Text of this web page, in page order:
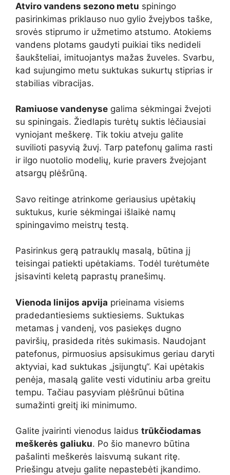
Atviro vandens sezono metu spiningo
pasirinkimas priklauso nuo gylio žvejybos taške,
srovės stiprumo ir užmetimo atstumo. Atokiems
vandens plotams gaudyti puikiai tiks nedideli
šaukšteliai, imituojantys mažas žuveles. Svarbu,
kad sujungimo metu suktukas sukurtų stiprias ir
stabilias vibracijas.
Ramiuose vandenyse galima sėkmingai žvejoti
su spiningais. Žiedlapis turėtų suktis lėčiausiai
vyniojant meškerę. Tik tokiu atveju galite
suvilioti pasyvią žuvį. Tarp patefonų galima rasti
ir ilgo nuotolio modelių, kurie pravers žvejojant
atsargų plėšrūną.
Savo reitinge atrinkome geriausius upėtakių
suktukus, kurie sėkmingai išlaikė namų
spiningavimo meistrų testą.
Pasirinkus gerą patrauklų masalą, būtina jį
teisingai patiekti upėtakiams. Todėl turėtumėte
įsisavinti keletą paprastų pranešimų.
Vienoda linijos apvija prieinama visiems
pradedantiesiems suktiesiems. Suktukas
metamas į vandenį, vos pasiekęs dugno
paviršių, prasideda ritės sukimasis. Naudojant
patefonus, pirmuosius apsisukimus geriau daryti
aktyviai, kad suktukas „įsijungtų“. Kai upėtakis
penėja, masalą galite vesti vidutiniu arba greitu
tempu. Tačiau pasyviam plėšrūnui būtina
sumažinti greitį iki minimumo.
Galite įvairinti vienodus laidus trūkčiodamas
meškerės galiuku. Po šio manevro būtina
pašalinti meškerės laisvumą sukant ritę.
Priešingu atveju galite nepastebėti įkandimo.